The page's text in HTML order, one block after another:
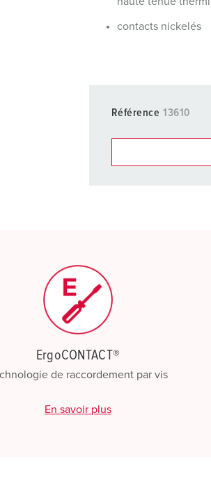
contacts nickelés
Référence 13610
ErgoCONTACT®
de raccordement par vis
En savoir plus